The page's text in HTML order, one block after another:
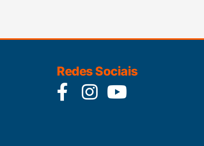
Redes Sociais